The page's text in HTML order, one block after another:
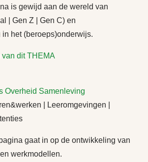
is gewijd aan de wereld van
| Gen Z | Gen C) en
het (beroeps)onderwijs.
van dit THEMA
Overheid Samenleving
| Leeromgevingen |
gaat in op de ontwikkeling van
werkmodellen.